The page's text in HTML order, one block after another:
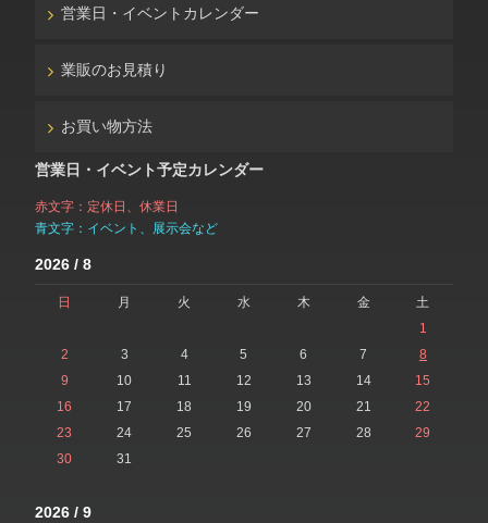
営業日・イベントカレンダー
業販のお見積り
お買い物方法
営業日・イベント予定カレンダー
赤文字：定休日、休業日
青文字：イベント、展示会など
2026 / 8
日 月 火 水 木 金
土
1
2
3 4 5 6 7
8
9
10 11 12 13 14
15
16
17 18 19 20 21
22
23
24 25 26 27 28
29
30
31
2026 / 9